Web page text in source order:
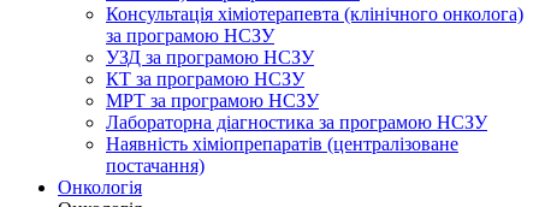
Консультація хіміотерапевта (клінічного онколога)
за програмою НСЗУ
УЗД за програмою НСЗУ
КТ за програмою НСЗУ
МРТ за програмою НСЗУ
Лабораторна діагностика за програмою НСЗУ
Наявність хіміопрепаратів (централізоване
постачання)
Онкологія